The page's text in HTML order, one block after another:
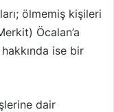
ölmemiş kişileri
Öcalan’a
ise bir
dair